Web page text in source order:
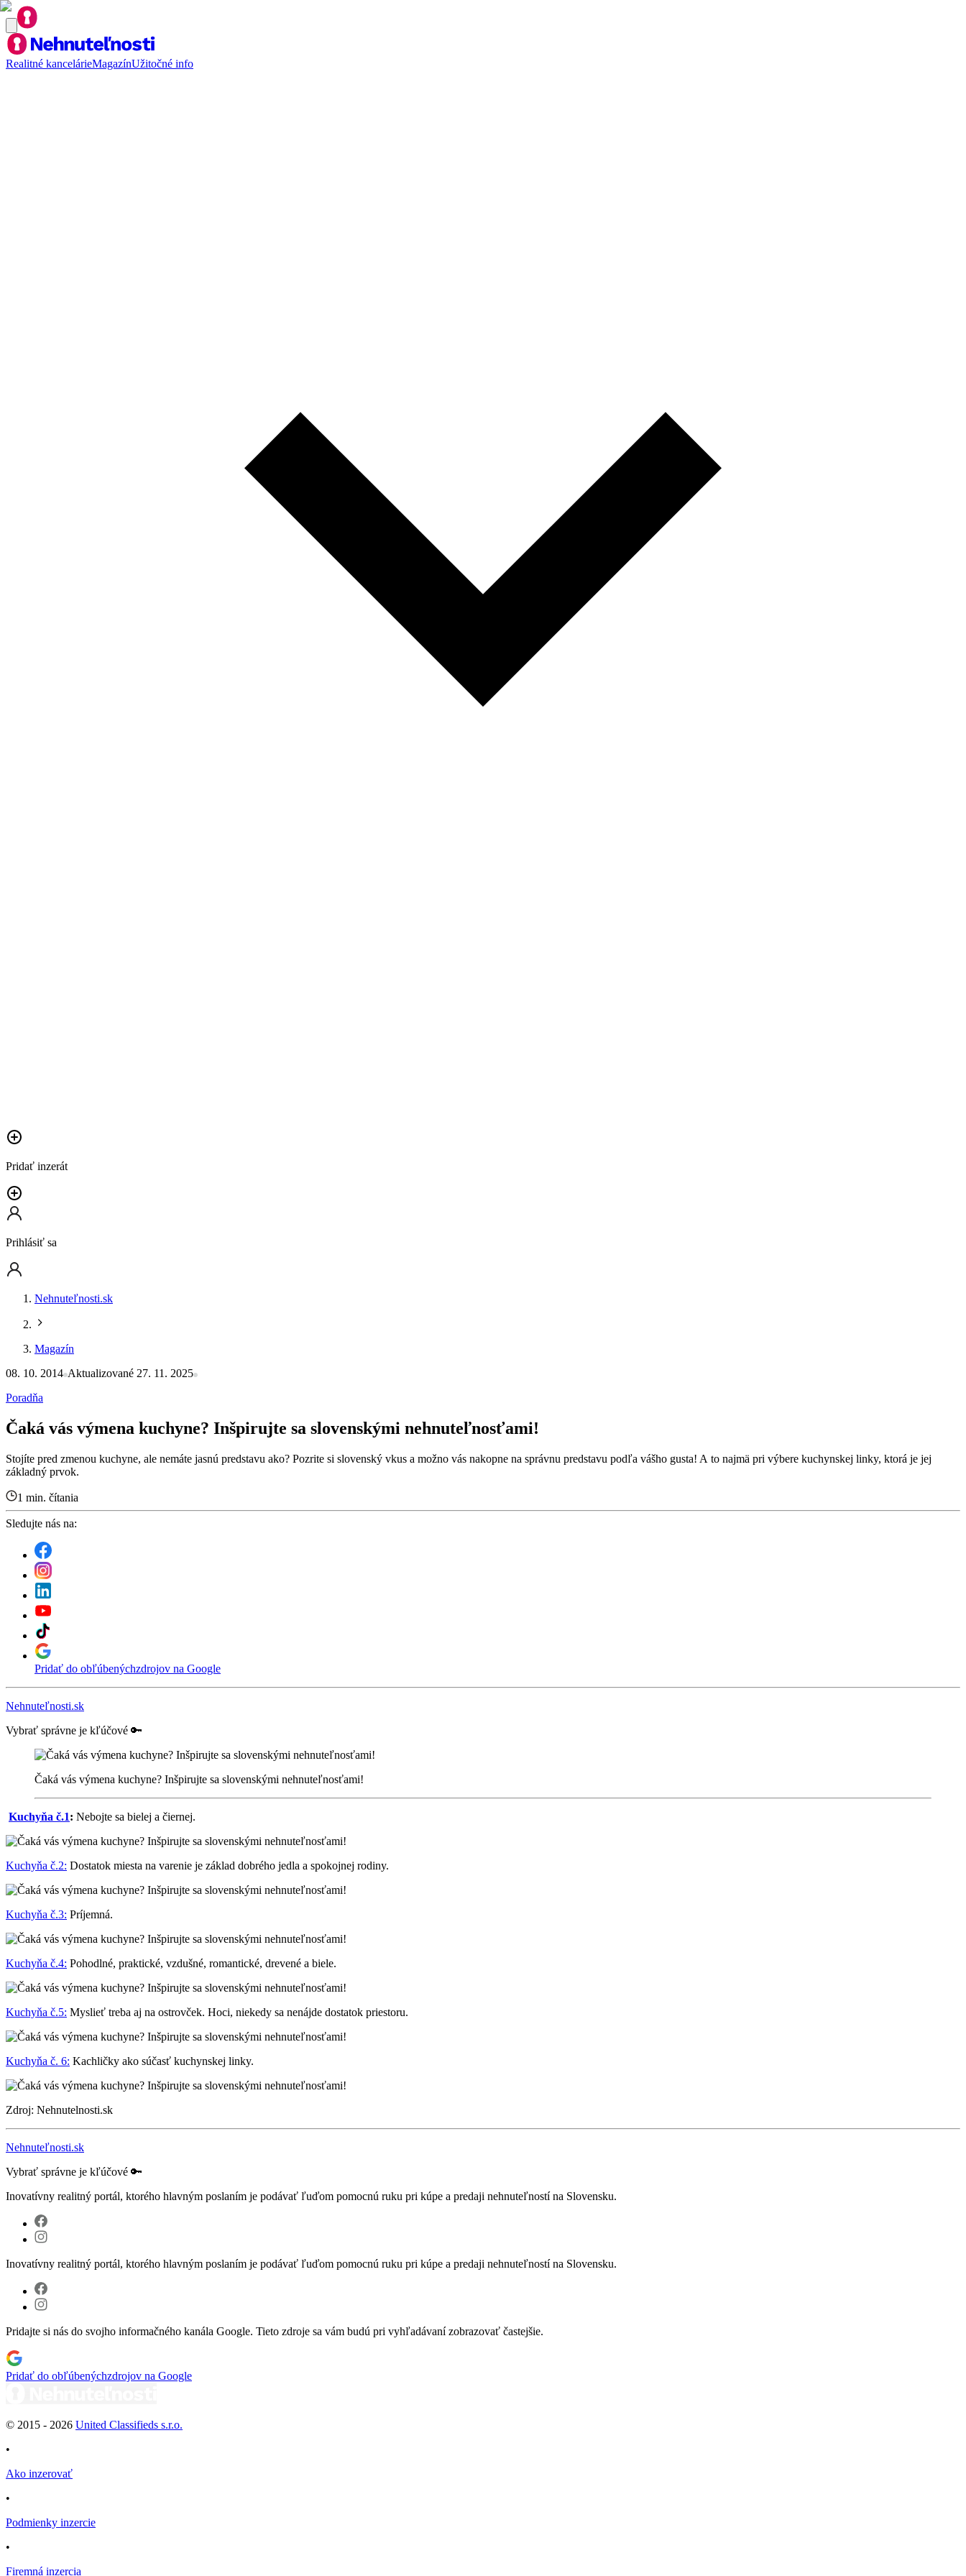
Realitné kancelárieMagazínUžitočné info
Pridať inzerát
Prihlásiť sa
Nehnuteľnosti.sk
Magazín
08. 10. 2014 Aktualizované 27. 11. 2025
Poradňa
Čaká vás výmena kuchyne? Inšpirujte sa slovenskými nehnuteľnosťami!
Stojíte pred zmenou kuchyne, ale nemáte jasnú predstavu ako? Pozrite si slovenský vkus a možno vás nakopne na správnu predstavu podľa vášho gusta! A to najmä pri výbere kuchynskej linky, ktorá je jej
základný prvok.
1 min. čítania
Sledujte nás na:
Pridať do obľúbenýchzdrojov na Google
Nehnuteľnosti.sk
Vybrať správne je kľúčové 🔑
Čaká vás výmena kuchyne? Inšpirujte sa slovenskými nehnuteľnosťami!
Kuchyňa č.1: Nebojte sa bielej a čiernej.
Kuchyňa č.2: Dostatok miesta na varenie je základ dobrého jedla a spokojnej rodiny.
Kuchyňa č.3: Príjemná.
Kuchyňa č.4: Pohodlné, praktické, vzdušné, romantické, drevené a biele.
Kuchyňa č.5: Myslieť treba aj na ostrovček. Hoci, niekedy sa nenájde dostatok priestoru.
Kuchyňa č. 6: Kachličky ako súčasť kuchynskej linky.
Zdroj: Nehnutelnosti.sk
Nehnuteľnosti.sk
Vybrať správne je kľúčové 🔑
Inovatívny realitný portál, ktorého hlavným poslaním je podávať ľuďom pomocnú ruku pri kúpe a predaji nehnuteľností na Slovensku.
Inovatívny realitný portál, ktorého hlavným poslaním je podávať ľuďom pomocnú ruku pri kúpe a predaji nehnuteľností na Slovensku.
Pridajte si nás do svojho informačného kanála Google. Tieto zdroje sa vám budú pri vyhľadávaní zobrazovať častejšie.
Pridať do obľúbenýchzdrojov na Google
© 2015 - 2026 United Classifieds s.r.o.
•
Ako inzerovať
•
Podmienky inzercie
•
Firemná inzercia